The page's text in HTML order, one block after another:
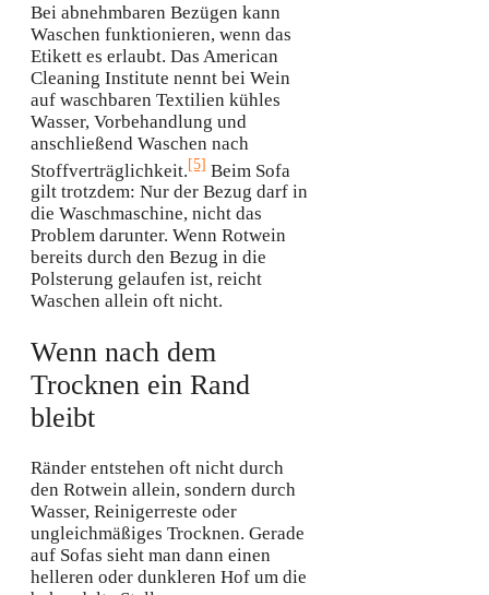
Bei abnehmbaren Bezügen kann
Waschen funktionieren, wenn das
Etikett es erlaubt. Das American
Cleaning Institute nennt bei Wein
auf waschbaren Textilien kühles
Wasser, Vorbehandlung und
anschließend Waschen nach
Stoffverträglichkeit.[5] Beim Sofa
gilt trotzdem: Nur der Bezug darf in
die Waschmaschine, nicht das
Problem darunter. Wenn Rotwein
bereits durch den Bezug in die
Polsterung gelaufen ist, reicht
Waschen allein oft nicht.
Wenn nach dem
Trocknen ein Rand
bleibt
Ränder entstehen oft nicht durch
den Rotwein allein, sondern durch
Wasser, Reinigerreste oder
ungleichmäßiges Trocknen. Gerade
auf Sofas sieht man dann einen
helleren oder dunkleren Hof um die